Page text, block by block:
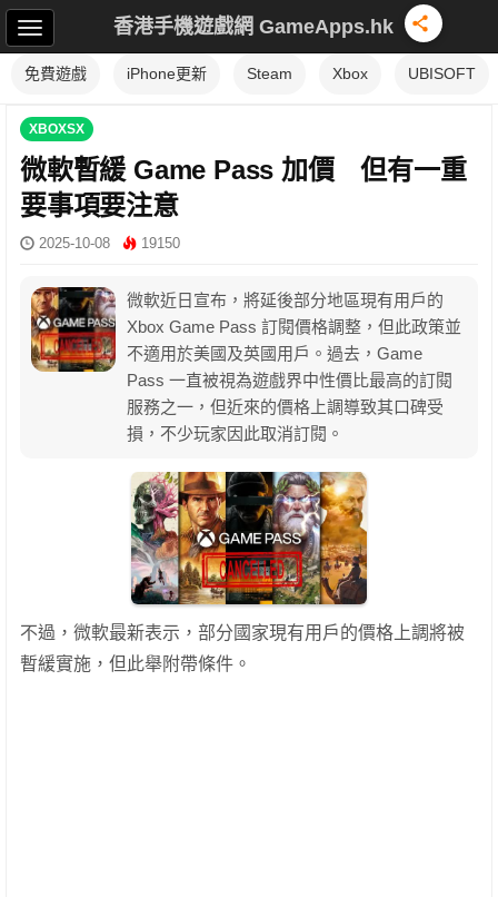
香港手機遊戲網 GameApps.hk
免費遊戲 iPhone更新 Steam Xbox UBISOFT
XBOXSX
微軟暫緩 Game Pass 加價 但有一重
要事項要注意
2025-10-08 19150
微軟近日宣布，將延後部分地區現有用戶的
Xbox Game Pass 訂閱價格調整，但此政策並
不適用於美國及英國用戶。過去，Game
Pass 一直被視為遊戲界中性價比最高的訂閱
服務之一，但近來的價格上調導致其口碑受
損，不少玩家因此取消訂閱。
不過，微軟最新表示，部分國家現有用戶的價格上調將被
暫緩實施，但此舉附帶條件。